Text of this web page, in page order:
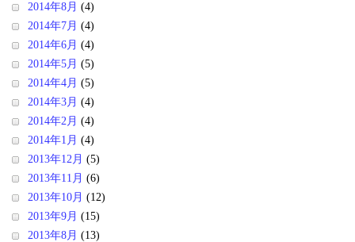
2014年8月 (4)
2014年7月 (4)
2014年6月 (4)
2014年5月 (5)
2014年4月 (5)
2014年3月 (4)
2014年2月 (4)
2014年1月 (4)
2013年12月 (5)
2013年11月 (6)
2013年10月 (12)
2013年9月 (15)
2013年8月 (13)